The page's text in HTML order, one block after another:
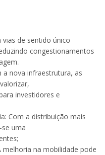
de sentido único
congestionamentos
a nova infraestrutura, as
investidores e
Com a distribuição mais
uma
na mobilidade pode